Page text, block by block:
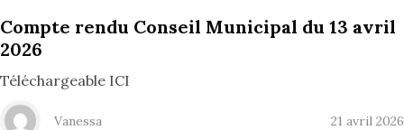
Compte rendu Conseil Municipal du 13 avril
2026
Téléchargeable ICI
Vanessa 21 avril 2026